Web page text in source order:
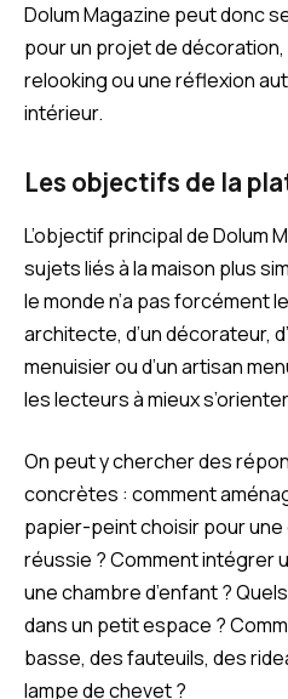
Dolum Magazine peut donc
pour un projet de
relooking ou une réflexion
intérieur.
Les objectifs de la
L’objectif principal de Dolum
sujets liés à la maison plus
le monde n’a pas forcément
architecte, d’un décorateur,
menuisier ou d’un artisan
les lecteurs à mieux
On peut y chercher des
concrètes : comment
papier-peint choisir pour
réussie ? Comment intégrer
une chambre d’enfant ?
dans un petit espace ?
basse, des fauteuils, des
lampe de chevet ?